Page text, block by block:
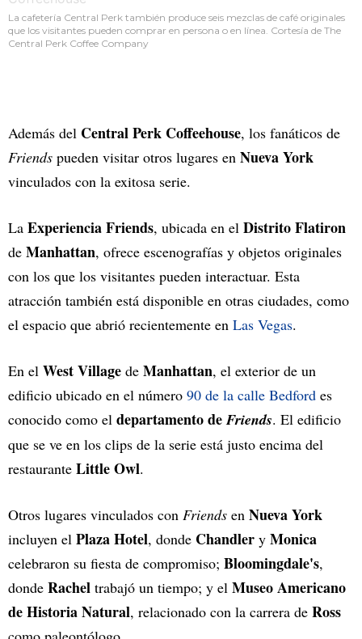
La cafetería Central Perk también produce seis mezclas de café originales
que los visitantes pueden comprar en persona o en línea. Cortesía de The
Central Perk Coffee Company
Además del Central Perk Coffeehouse, los fanáticos de
Friends pueden visitar otros lugares en Nueva York
vinculados con la exitosa serie.
La Experiencia Friends, ubicada en el Distrito Flatiron
de Manhattan, ofrece escenografías y objetos originales
con los que los visitantes pueden interactuar. Esta
atracción también está disponible en otras ciudades, como
el espacio que abrió recientemente en Las Vegas.
En el West Village de Manhattan, el exterior de un
edificio ubicado en el número 90 de la calle Bedford es
conocido como el departamento deFriends. El edificio
que se ve en los clips de la serie está justo encima del
restaurante Little Owl.
Otros lugares vinculados con Friends en Nueva York
incluyen el Plaza Hotel, donde Chandler y Monica
celebraron su fiesta de compromiso; Bloomingdale's,
donde Rachel trabajó un tiempo; y el Museo Americano
de Historia Natural, relacionado con la carrera de Ross